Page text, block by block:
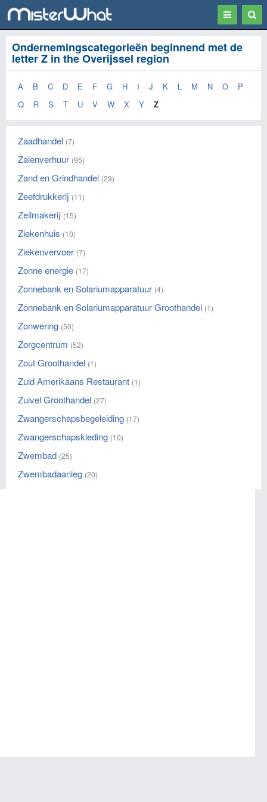
Toggle
Ondernemingscategorieën beginnend met de
letter Z in the Overijssel region
A B C D E F G H I J K L M N O
P
Q
R S T U V W X Y Z
Zaadhandel (7)
Zalenverhuur (95)
Zand en Grindhandel (29)
Zeefdrukkerij (11)
Zeilmakerij (15)
Ziekenhuis (10)
Ziekenvervoer (7)
Zonne energie (17)
Zonnebank en Solariumapparatuur (4)
Zonnebank en Solariumapparatuur Groothandel (1)
Zonwering (50)
Zorgcentrum (52)
Zout Groothandel (1)
Zuid Amerikaans Restaurant (1)
Zuivel Groothandel (27)
Zwangerschapsbegeleiding (17)
Zwangerschapskleding (10)
Zwembad (25)
Zwembadaanleg (20)